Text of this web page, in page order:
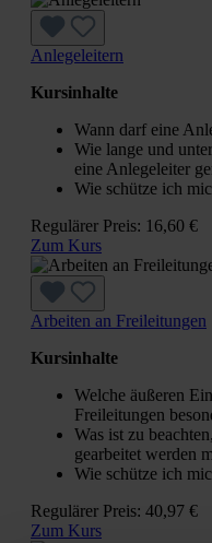
Anlegeleitern
Kursinhalte
Wann darf eine
Wie lange und
eine Anlegeleiter
Wie schütze ich
Regulärer Preis: 16,60 €
Zum Kurs
Arbeiten an Freileitungen
Kursinhalte
Welche äußeren
Freileitungen
Was ist zu
gearbeitet werden
Wie schütze ich
Regulärer Preis: 40,97 €
Zum Kurs